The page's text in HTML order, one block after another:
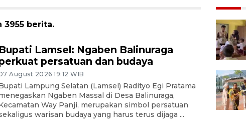
berita.
Bupati Lamsel: Ngaben Balinuraga
persatuan dan budaya
August 2026 19:12 WIB
Lampung Selatan (Lamsel) Radityo Egi Pratama
Ngaben Massal di Desa Balinuraga,
Way Panji, merupakan simbol persatuan
warisan budaya yang harus terus dijaga ...